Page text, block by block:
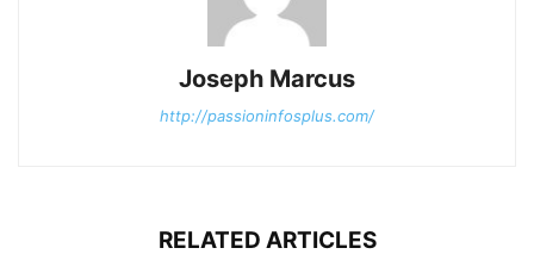
Joseph Marcus
http://passioninfosplus.com/
RELATED ARTICLES